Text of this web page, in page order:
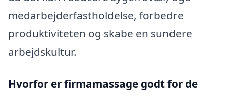
medarbejderfastholdelse, forbedre
produktiviteten og skabe en sundere
arbejdskultur.
Hvorfor er firmamassage godt for de